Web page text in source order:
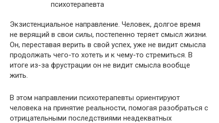
Экзистенциальное направление. Человек, долгое время
не верящий в свои силы, постепенно теряет смысл жизни.
Он, переставая верить в свой успех, уже не видит смысла
продолжать чего-то хотеть и к чему-то стремиться. В
итоге из-за фрустрации он не видит смысла вообще
жить.
В этом направлении психотерапевты ориентируют
человека на принятие реальности, помогая разобраться с
отрицательными последствиями неадекватных